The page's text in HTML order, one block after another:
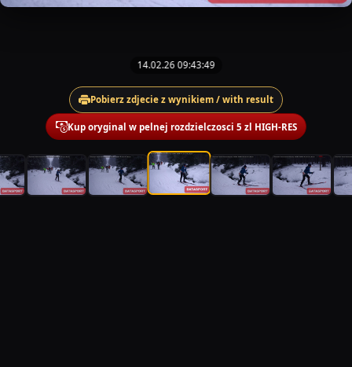
14.02.26 09:43:49
Pobierz zdjecie z wynikiem / with result
Kup oryginal w pelnej rozdzielczosci 5 zl HIGH-RES